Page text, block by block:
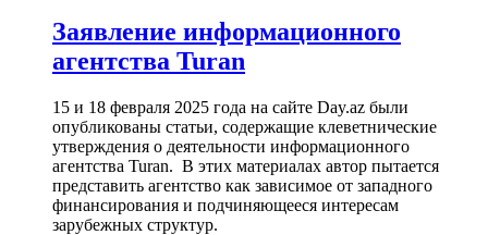
Заявление информационного
агентства Turan
15 и 18 февраля 2025 года на сайте Day.az были
опубликованы статьи, содержащие клеветнические
утверждения о деятельности информационного
агентства Turan. В этих материалах автор пытается
представить агентство как зависимое от западного
финансирования и подчиняющееся интересам
зарубежных структур.